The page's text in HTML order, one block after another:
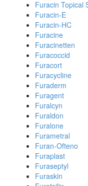
Furacin Topical
Furacin-E
Furacin-HC
Furacine
Furacinetten
Furacoccid
Furacort
Furacycline
Furaderm
Furagent
Furalcyn
Furaldon
Furalone
Furametral
Furan-Ofteno
Furaplast
Furaseptyl
Furaskin